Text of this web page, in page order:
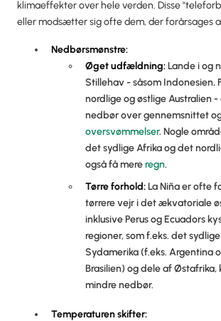
klimaeffekter over hele verden. Disse
eller modsætter sig ofte dem, der forårsages
Nedbørsmønstre:
Øgetudfældning:Lande i og
Stillehav - såsom Indonesien,
nordlige og østlige Australien
nedbør over gennemsnittet
oversvømmelser. Nogle
det sydlige Afrika og det
også få mereregn.
Tørre forhold:La Niña er ofte
tørrere vejr i det ækvatoriale
inklusive Perus og Ecuadors
regioner, som f.eks. det
Sydamerika (f.eks. Argentina
Brasilien) og dele af Østafrika,
mindre nedbør.
Temperaturen skifter: